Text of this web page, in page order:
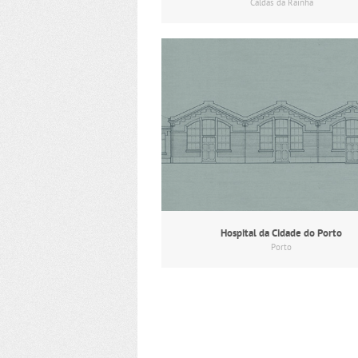
Caldas da Rainha
Hospital da Cidade do Porto
Porto